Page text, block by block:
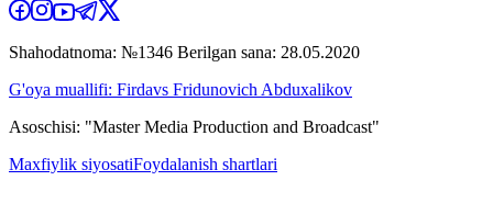
Shahodatnoma: №1346 Berilgan sana: 28.05.2020
G'oya muallifi: Firdavs Fridunovich Abduxalikov
Asoschisi: "Master Media Production and Broadcast"
Maxfiylik siyosatiFoydalanish shartlari